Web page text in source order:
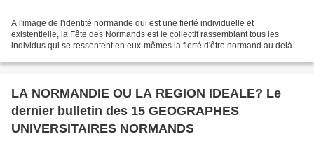
A l'image de l'identité normande qui est une fierté individuelle et
existentielle, la Fête des Normands est le collectif rassemblant tous les
individus qui se ressentent en eux-mêmes la fierté d'être normand au delà
LA NORMANDIE OU LA REGION IDEALE? Le
dernier bulletin des 15 GEOGRAPHES
UNIVERSITAIRES NORMANDS